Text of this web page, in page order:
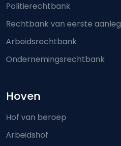
Politierechtbank
Rechtbank van eerste aanleg
Arbeidsrechtbank
Ondernemingsrechtbank
Hoven
Hof van beroep
Arbeidshof